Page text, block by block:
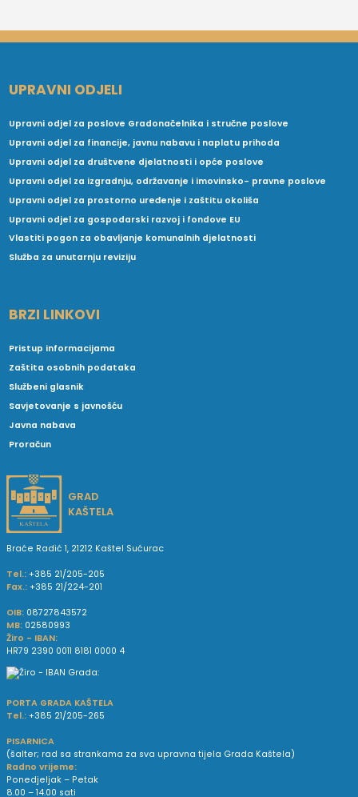
UPRAVNI ODJELI
Upravni odjel za poslove Gradonačelnika i stručne poslove
Upravni odjel za financije, javnu nabavu i naplatu prihoda
Upravni odjel za društvene djelatnosti i opće poslove
Upravni odjel za izgradnju, održavanje i imovinsko- pravne poslove
Upravni odjel za prostorno uređenje i zaštitu okoliša
Upravni odjel za gospodarski razvoj i fondove EU
Vlastiti pogon za obavljanje komunalnih djelatnosti
Služba za unutarnju reviziju
BRZI LINKOVI
Pristup informacijama
Zaštita osobnih podataka
Službeni glasnik
Savjetovanje s javnošću
Javna nabava
Proračun
GRAD
KAŠTELA
Braće Radić 1, 21212 Kaštel Sućurac
Tel.: +385 21/205-205
Fax.: +385 21/224-201
OIB: 08727843572
MB: 02580993
Žiro - IBAN:
HR79 2390 0011 8181 0000 4
PORTA GRADA KAŠTELA
Tel.: +385 21/205-265
PISARNICA
(šalter; rad sa strankama za sva upravna tijela Grada Kaštela)
Radno vrijeme:
Ponedjeljak – Petak
8.00 – 14.00 sati